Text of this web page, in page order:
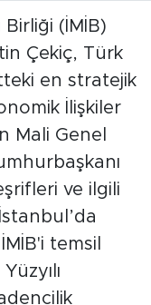
(İMİB)
Çekiç, Türk
en stratejik
İlişkiler
Mali Genel
ve ilgili
temsil